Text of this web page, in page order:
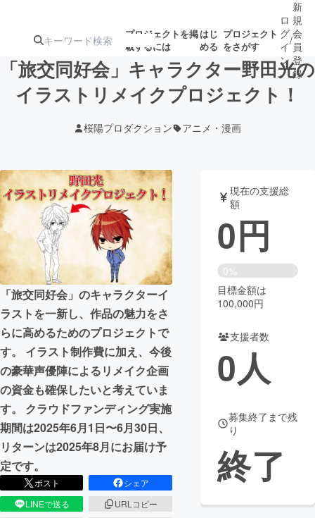
プロジェクトを掲
載するには
はじ
める
プロジェクト
をさがす
注目のリ
ターン
注目の新着プロ
ジェクト
ロジェクト
アート・写真 音楽
テクノロジー・ガジェット ゲーム・サ
映像・映画 書籍・雑誌
ビジネス・起業 チャレンジ
まちづくり・地域活性化
CAMPFIRE for Social Good
CAMPFIRE Creation
CAMPFIREふるさと納税machi-ya
ロ
グ
イ
ン
/
新
規
会
員
登
録
「旅交同好会」キャラクター野田光の
イラストリメイクプロジェクト！
桜陽プロダクション アニメ・漫画
「旅交同好会」のキャラクターイ
ラストを一新し、作品の魅力をさ
らに高めるためのプロジェクトで
す。 イラスト制作費に加え、今後
の豪華声優陣によるリメイク企画
の資金も確保したいと考えていま
す。 クラウドファンディング実施
期間は2025年6月1日〜6月30日、
リターンは2025年8月にお届け予
定です。
ポスト
シェア
LINEで送る
URLコピー
現在の支援総
額
0円
0%
目標金額は
100,000円
支援者数
0人
募集終了まで残
り
終了